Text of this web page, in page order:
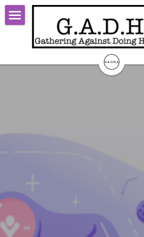
ブログカテゴリー
すべてのカテゴリ